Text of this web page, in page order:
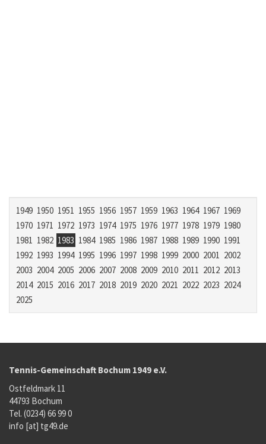
1949 1950 1951 1955 1956 1957 1959 1963 1964 1967 1969
1970 1971 1972 1973 1974 1975 1976 1977 1978 1979 1980
1981 1982 1983 1984 1985 1986 1987 1988 1989 1990 1991
1992 1993 1994 1995 1996 1997 1998 1999 2000 2001 2002
2003 2004 2005 2006 2007 2008 2009 2010 2011 2012 2013
2014 2015 2016 2017 2018 2019 2020 2021 2022 2023 2024
2025
Tennis-Gemeinschaft Bochum 1949 e.V.
Ostfeldmark 11
44793 Bochum
Tel. (0234) 66 99 0
info [at] tg49.de